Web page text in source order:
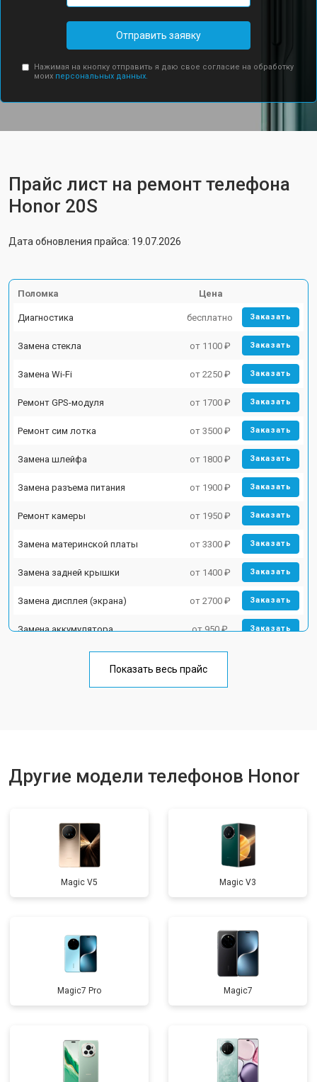
Отправить заявку
Нажимая на кнопку отправить я даю свое согласие на обработку
моих персональных данных.
Прайс лист на ремонт телефона
Honor 20S
Дата обновления прайса: 19.07.2026
Поломка Цена
Диагностика бесплатно Заказать
Замена стекла от 1100 ₽ Заказать
Замена Wi-Fi от 2250 ₽ Заказать
Ремонт GPS-модуля от 1700 ₽ Заказать
Ремонт сим лотка от 3500 ₽ Заказать
Замена шлейфа от 1800 ₽ Заказать
Замена разъема питания от 1900 ₽ Заказать
Ремонт камеры от 1950 ₽ Заказать
Замена материнской платы от 3300 ₽ Заказать
Замена задней крышки от 1400 ₽ Заказать
Замена дисплея (экрана) от 2700 ₽ Заказать
Замена аккумулятора от 950 ₽ Заказать
Ремонт цепи питания от 3200 ₽
Показать весь прайс
Другие модели телефонов Honor
Magic V5 Magic V3
Magic7 Pro Magic7